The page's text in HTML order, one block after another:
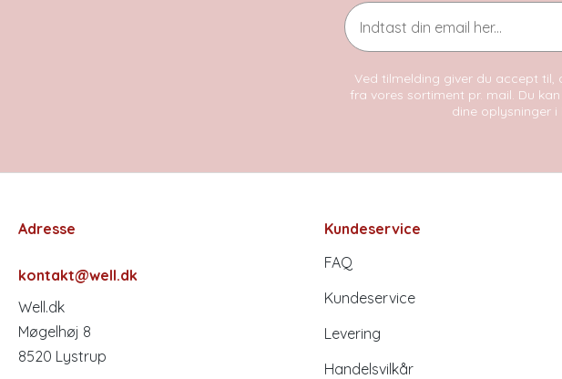
Email
Ved tilmelding giver du accept
fra vores sortiment pr. mail. Du
dine oplysninger
Adresse
kontakt@well.dk
Well.dk
Møgelhøj 8
8520 Lystrup
Kundeservice
FAQ
Kundeservice
Levering
Handelsvilkår